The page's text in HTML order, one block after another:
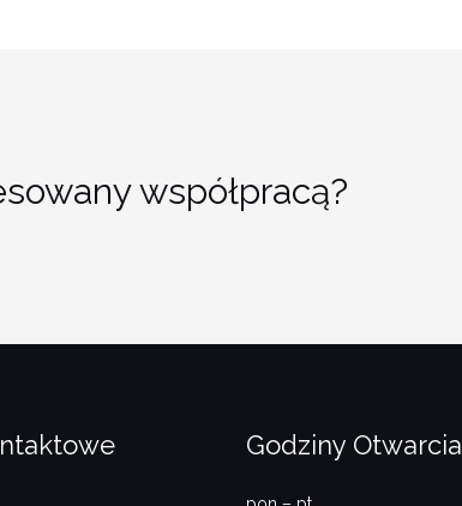
współpracą?
Godziny Otwarcia